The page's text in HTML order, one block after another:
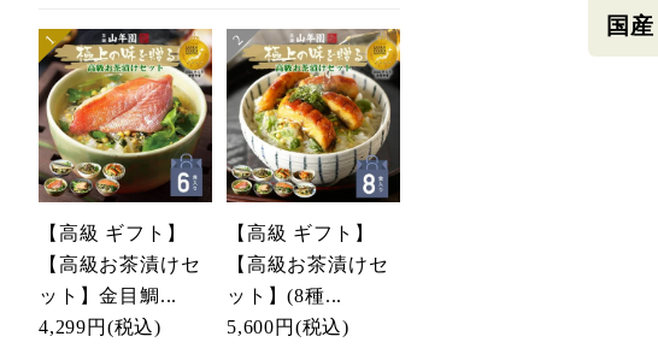
【高級 ギフト】
【高級お茶漬けセ
ット】金目鯛...
4,299円 (税込)
【高級 ギフト】
【高級お茶漬けセ
ット】(8種...
5,600円 (税込)
国産